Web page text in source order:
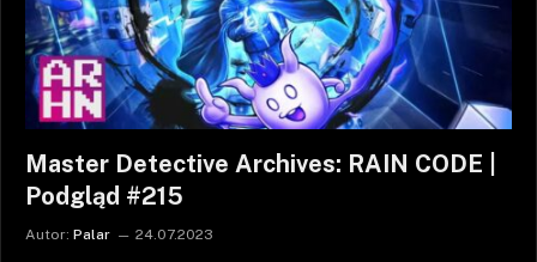
Master Detective Archives: RAIN CODE |
Podgląd #215
Autor: Palar 24.07.2023